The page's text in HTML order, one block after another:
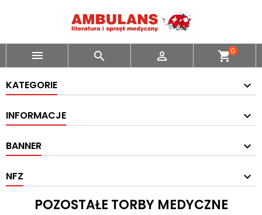
   shopping_cart0
KATEGORIE
INFORMACJE
BANNER
NFZ
POZOSTAŁE TORBY MEDYCZNE